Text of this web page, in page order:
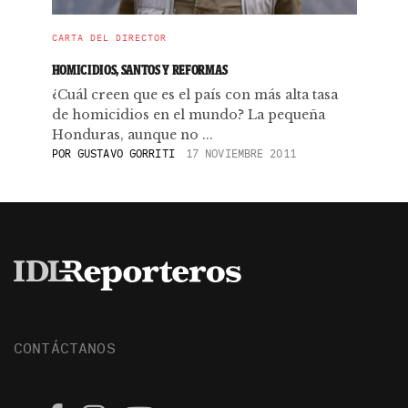
CARTA DEL DIRECTOR
HOMICIDIOS, SANTOS Y REFORMAS
¿Cuál creen que es el país con más alta tasa
de homicidios en el mundo? La pequeña
Honduras, aunque no ...
POR GUSTAVO GORRITI 17 NOVIEMBRE 2011
CONTÁCTANOS